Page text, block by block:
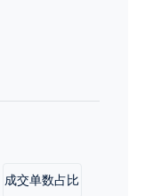
成交单数占比